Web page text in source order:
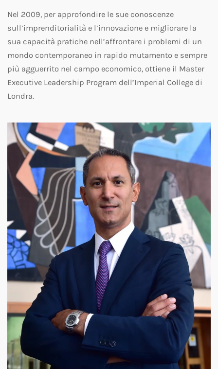
Nel 2009, per approfondire le sue conoscenze
sull’imprenditorialità e l’innovazione e migliorare la
sua capacità pratiche nell’affrontare i problemi di un
mondo contemporaneo in rapido mutamento e sempre
più agguerrito nel campo economico, ottiene il Master
Executive Leadership Program dell’Imperial College di
Londra.